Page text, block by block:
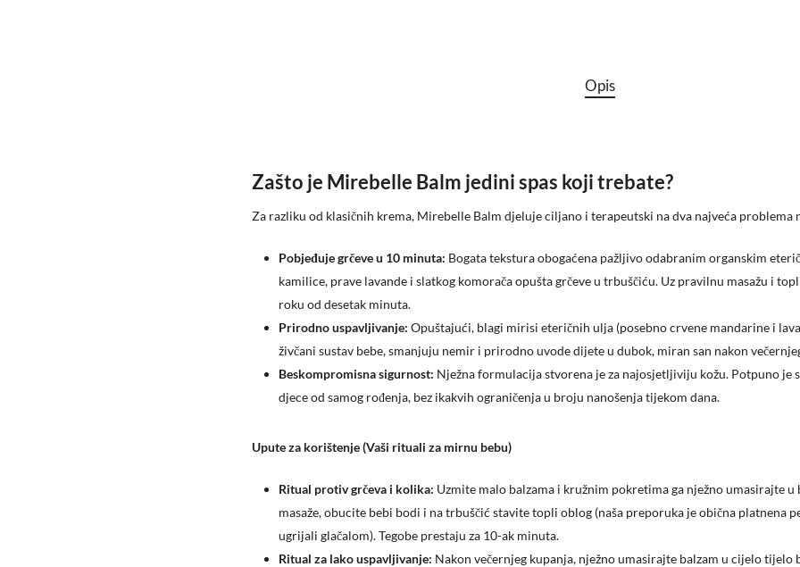
Opis
Zašto je Mirebelle Balm jedini spas koji trebate?
​Za razliku od klasičnih krema, Mirebelle Balm djeluje ciljano i terapeutski na dva najveća problema
​Pobjeđuje grčeve u 10 minuta: Bogata tekstura obogaćena pažljivo odabranim organskim
kamilice, prave lavande i slatkog komorača opušta grčeve u trbuščiću. Uz pravilnu masažu i
roku od desetak minuta.
​Prirodno uspavljivanje: Opuštajući, blagi mirisi eteričnih ulja (posebno crvene mandarine i
živčani sustav bebe, smanjuju nemir i prirodno uvode dijete u dubok, miran san nakon
​Beskompromisna sigurnost: Nježna formulacija stvorena je za najosjetljiviju kožu. Potpuno je
djece od samog rođenja, bez ikakvih ograničenja u broju nanošenja tijekom dana.
Upute za korištenje (Vaši rituali za mirnu bebu)
Ritual protiv grčeva i kolika: Uzmite malo balzama i kružnim pokretima ga nježno umasirajte u
masaže, obucite bebi bodi i na trbuščić stavite topli oblog (naša preporuka je obična platnena
ugrijali glačalom). Tegobe prestaju za 10-ak minuta.
Ritual za lako uspavljivanje: Nakon večernjeg kupanja, nježno umasirajte balzam u cijelo tijelo